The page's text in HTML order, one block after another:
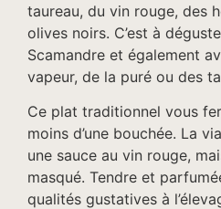
taureau, du vin rouge, des
olives noirs. C’est à
Scamandre et également
vapeur, de la puré ou des
Ce plat traditionnel vous
moins d’une bouchée. La
une sauce au vin rouge,
masqué. Tendre et
qualités gustatives à